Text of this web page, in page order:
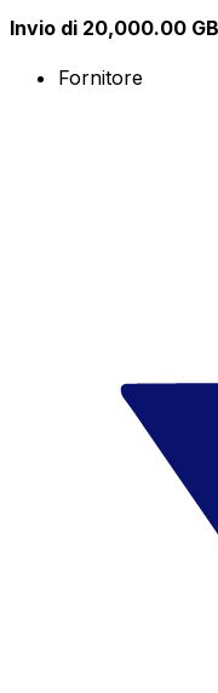
Invio di 20,000.00
Fornitore